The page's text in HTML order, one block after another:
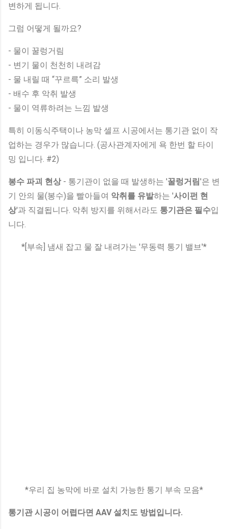
변하게 됩니다.
그럼 어떻게 될까요?
- 물이 꿀렁거림
- 변기 물이 천천히 내려감
- 물 내릴 때 “꾸르륵” 소리 발생
- 배수 후 악취 발생
- 물이 역류하려는 느낌 발생
특히 이동식주택이나 농막 셀프 시공에서는 통기관 없이 작
업하는 경우가 많습니다. (공사관계자에게 욕 한번 할 타이
밍 입니다. #2)
봉수 파괴 현상- 통기관이 없을 때 발생하는 '꿀렁거림'은 변
기 안의 물(봉수)을 빨아들여 악취를 유발하는 '사이펀 현
상'과 직결됩니다. 악취 방지를 위해서라도 통기관은 필수입
니다.
*[부속] 냄새 잡고 물 잘 내려가는 '무동력 통기 밸브'*
*우리 집 농막에 바로 설치 가능한 통기 부속 모음*
통기관 시공이 어렵다면 AAV 설치도 방법입니다.